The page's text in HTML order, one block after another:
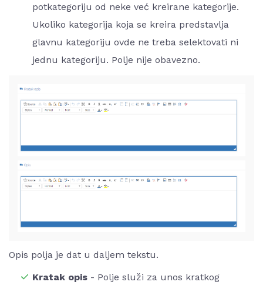
potkategoriju od neke već kreirane kategorije.
Ukoliko kategorija koja se kreira predstavlja
glavnu kategoriju ovde ne treba selektovati ni
jednu kategoriju. Polje nije obavezno.
Opis polja je dat u daljem tekstu.
Kratak opis - Polje služi za unos kratkog